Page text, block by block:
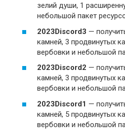
зелий души, 1
небольшой пакет
2023Discord3 —
камней, 3 продвинутых
вербовки и небольшой
2023Discord2 —
камней, 3 продвинутых
вербовки и небольшой
2023Discord1 —
камней, 5 продвинутых
вербовки и небольшой